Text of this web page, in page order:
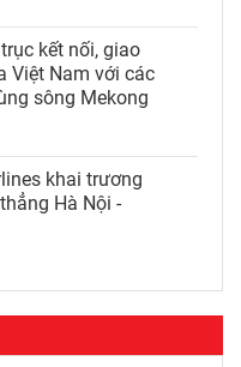
kết nối, giao
Việt Nam với các
sông Mekong
khai trương
Hà Nội -